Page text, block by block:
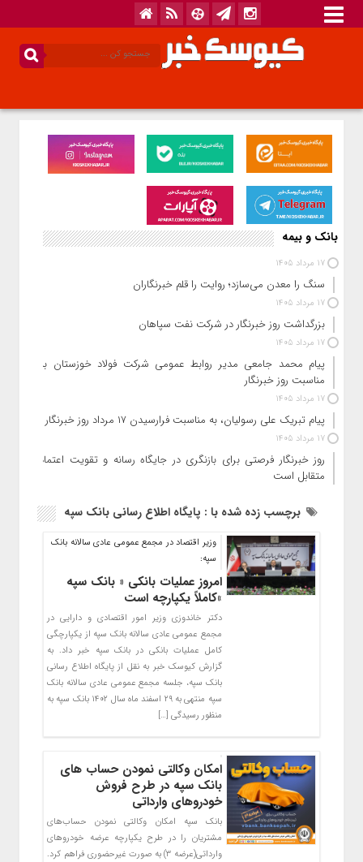
بانک و بیمه
17 مرداد 1405
سنگ را معدن می‌سازد؛ روایت را قلم خبرنگاران
17 مرداد 1405
بزرگداشت روز خبرنگار در شرکت نفت سپاهان
17 مرداد 1405
پیام محمد جامعی مدیر روابط عمومی شرکت فولاد خوزستان به
مناسبت روز خبرنگار
17 مرداد 1405
پیام تبریک علی رسولیان، به مناسبت فرارسیدن ۱۷ مرداد روز خبرنگار
17 مرداد 1405
روز خبرنگار فرصتی برای بازنگری در جایگاه رسانه و تقویت اعتماد
متقابل است
برچسب زده شده با : پایگاه اطلاع رسانی بانک سپه
وزیر اقتصاد در مجمع عمومی عادی سالانه بانک
سپه:
امروز عملیات بانکی « بانک سپه
»کاملاً یکپارچه است
دکتر خاندوزی وزیر امور اقتصادی و دارایی در
مجمع عمومی عادی سالانه بانک سپه از یکپارچگی
کامل عملیات بانکی در بانک سپه خبر داد. به
گزارش کیوسک خبر به نقل از پایگاه اطلاع رسانی
بانک سپه، جلسه مجمع عمومی عادی سالانه بانک
سپه منتهی به ۲۹ اسفند ماه سال ۱۴٠۲ بانک سپه به
منظور رسیدگی […]
امکان وکالتی نمودن حساب های
بانک سپه در طرح فروش
خودرو‌‌های وارداتی
بانک سپه امکان وکالتی نمودن حساب‌های
مشتریان را در طرح یکپارچه عرضه خودروهای
وارداتی(عرضه ۳) به صورت غیر‌حضوری فراهم کرد.